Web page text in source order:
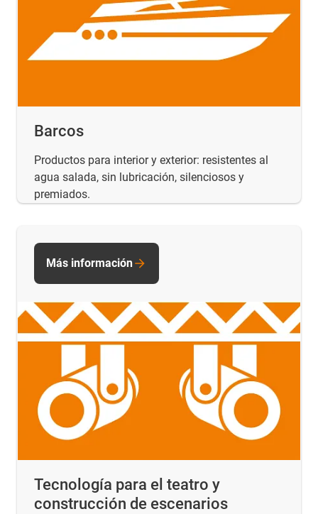
Barcos
Productos para interior y exterior: resistentes al
agua salada, sin lubricación, silenciosos y
premiados.
Tecnología para el teatro y
construcción de escenarios
Más información